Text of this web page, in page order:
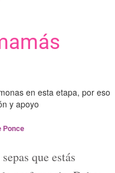
en esta etapa, por eso
y apoyo
Ponce
que estás